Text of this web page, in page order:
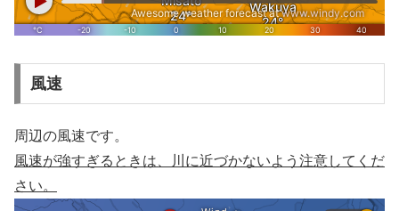
風速
周辺の風速です。
風速が強すぎるときは、川に近づかないよう注意してくだ
さい。